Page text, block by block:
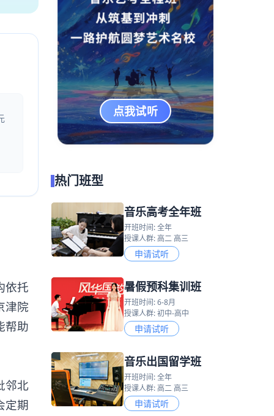
依托
津院
帮助
邻北
定期
点我试听
热门班型
音乐高考全年班
开班时间: 全年
授课人群: 高二 高三
申请试听
暑假预科集训班
开班时间: 6-8月
授课人群: 初中-高中
申请试听
音乐出国留学班
开班时间: 全年
授课人群: 高二 高三
申请试听